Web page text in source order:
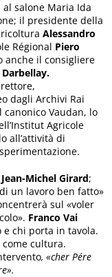
salone Maria Ida
il presidente della
Alessandro
Régional Piero
anche il consigliere
dagli Archivi Rai
Vaudan, lo
Agricole
all’attività di
Jean-Michel Girard;
un lavoro ben fatto»
sul «voler
Franco Vai
chi porta in tavola.
cultura.
, «cher Pére